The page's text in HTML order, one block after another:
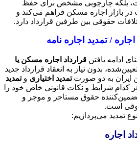
بلکه چارچوبی مشخص برای حفظ
بازار اجاره مسکن فراهم می‌کند و
حقوقی بین طرفین قرارداد دارد.
/ تمدید اجاره نامه
ادامه یافتن قرارداد اجاره مسکن یا
بدون نیاز به انعقاد قرارداد جدید
ایران به دو صورتتمدید اختیاری وتمدید
کدام شرایط و نکات قانونی خاص خود را
تضمین‌کننده حقوق مستاجر و موجر و
است.
تمدید می‌پردازیم:
اجاره